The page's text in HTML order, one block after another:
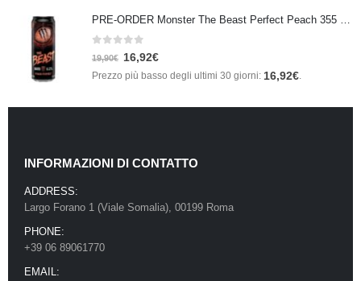
PRE-ORDER Monster The Beast Perfect Peach 355 ml IN ARRIVO ENTRO IL 21 SETTEMBRE
Su 5
19,90€ 16,92€
Prezzo più basso degli ultimi 30 giorni: 16,92€.
INFORMAZIONI DI CONTATTO
ADDRESS:
Largo Forano 1 (Viale Somalia), 00199 Roma
PHONE:
+39 06 89061770
EMAIL: